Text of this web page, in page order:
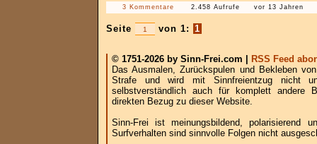
3 Kommentare 2.458 Aufrufe vor 13 Jahren
Seite von 1: 1
© 1751-2026 by Sinn-Frei.com |
RSS Feed
Das Ausmalen, Zurückspulen und Bekleben
Strafe und wird mit Sinnfreientzug nicht
selbstverständlich auch für komplett andere
direkten Bezug zu dieser Website.
Sinn-Frei ist meinungsbildend, polarisierend
Surfverhalten sind sinnvolle Folgen nicht